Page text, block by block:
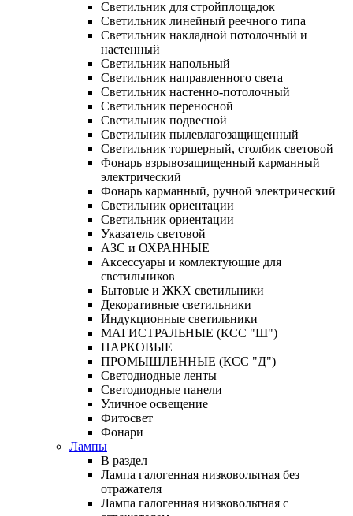
Светильник для стройплощадок
Светильник линейный реечного типа
Светильник накладной потолочный и
настенный
Светильник напольный
Светильник направленного света
Светильник настенно-потолочный
Светильник переносной
Светильник подвесной
Светильник пылевлагозащищенный
Светильник торшерный, столбик световой
Фонарь взрывозащищенный карманный
электрический
Фонарь карманный, ручной электрический
Светильник ориентации
Светильник ориентации
Указатель световой
АЗС и ОХРАННЫЕ
Аксессуары и комлектующие для
светильников
Бытовые и ЖКХ светильники
Декоративные светильники
Индукционные светильники
МАГИСТРАЛЬНЫЕ (КСС "Ш")
ПАРКОВЫЕ
ПРОМЫШЛЕННЫЕ (КСС "Д")
Светодиодные ленты
Светодиодные панели
Уличное освещение
Фитосвет
Фонари
Лампы
В раздел
Лампа галогенная низковольтная без
отражателя
Лампа галогенная низковольтная с